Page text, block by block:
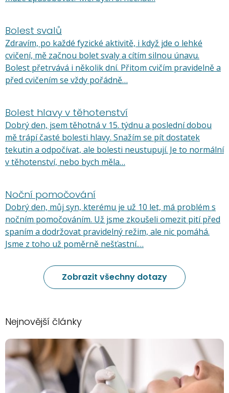
Bolest svalů
Zdravím, po každé fyzické aktivitě, i když jde o lehké
cvičení, mě začnou bolet svaly a cítím silnou únavu.
Bolest přetrvává i několik dní. Přitom cvičím pravidelně a
před cvičením se vždy pořádně…
Bolest hlavy v těhotenství
Dobrý den, jsem těhotná v 15. týdnu a poslední dobou
mě trápí časté bolesti hlavy. Snažím se pít dostatek
tekutin a odpočívat, ale bolesti neustupují. Je to normální
v těhotenství, nebo bych měla…
Noční pomočování
Dobrý den, můj syn, kterému je už 10 let, má problém s
nočním pomočováním. Už jsme zkoušeli omezit pití před
spaním a dodržovat pravidelný režim, ale nic pomáhá.
Jsme z toho už poměrně nešťastní.…
Zobrazit všechny dotazy
Nejnovější články